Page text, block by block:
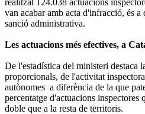
van acabar amb acta d'infracció, és
sanció administrativa.
Les actuacions més efectives, a
De l'estadística del ministeri destaca
proporcionals, de l'activitat
autònomes a diferència de la que
percentatge d'actuacions inspectores
doble que a la resta de territoris.